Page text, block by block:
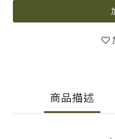
商品描述